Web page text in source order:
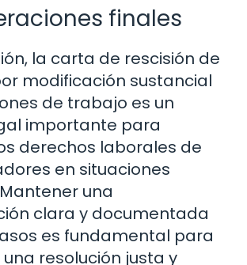
finales
la carta de rescisión de
modificación sustancial
de trabajo es un
importante para
derechos laborales de
en situaciones
una
clara y documentada
es fundamental para
resolución justa y